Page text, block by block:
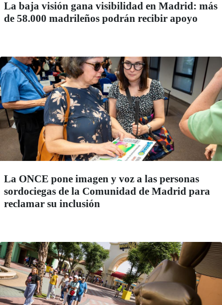
La baja visión gana visibilidad en Madrid: más
de 58.000 madrileños podrán recibir apoyo
La ONCE pone imagen y voz a las personas
sordociegas de la Comunidad de Madrid para
reclamar su inclusión